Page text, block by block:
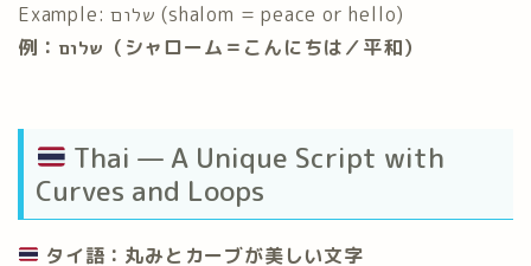
Example: שלום (shalom = peace or hello)
例：שלום（シャローム＝こんにちは／平和）
Thai — A Unique Script with
Curves and Loops
タイ語：丸みとカーブが美しい文字